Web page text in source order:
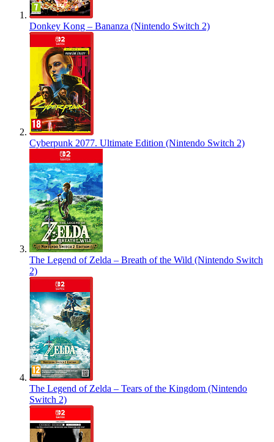
Donkey Kong – Bananza (Nintendo Switch 2)
Cyberpunk 2077. Ultimate Edition (Nintendo Switch 2)
The Legend of Zelda – Breath of the Wild (Nintendo Switch
2)
The Legend of Zelda – Tears of the Kingdom (Nintendo
Switch 2)